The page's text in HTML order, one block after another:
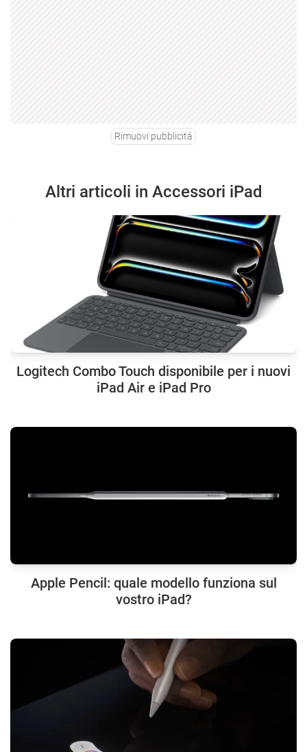
Rimuovi pubblicità
Altri articoli in Accessori iPad
Logitech Combo Touch disponibile per i nuovi
iPad Air e iPad Pro
Apple Pencil: quale modello funziona sul
vostro iPad?